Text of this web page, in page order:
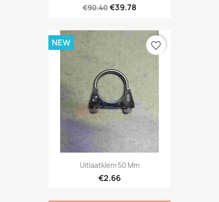
€90.40€39.78
Uitlaatklem 50 Mm
€2.66
NEW favorite_border